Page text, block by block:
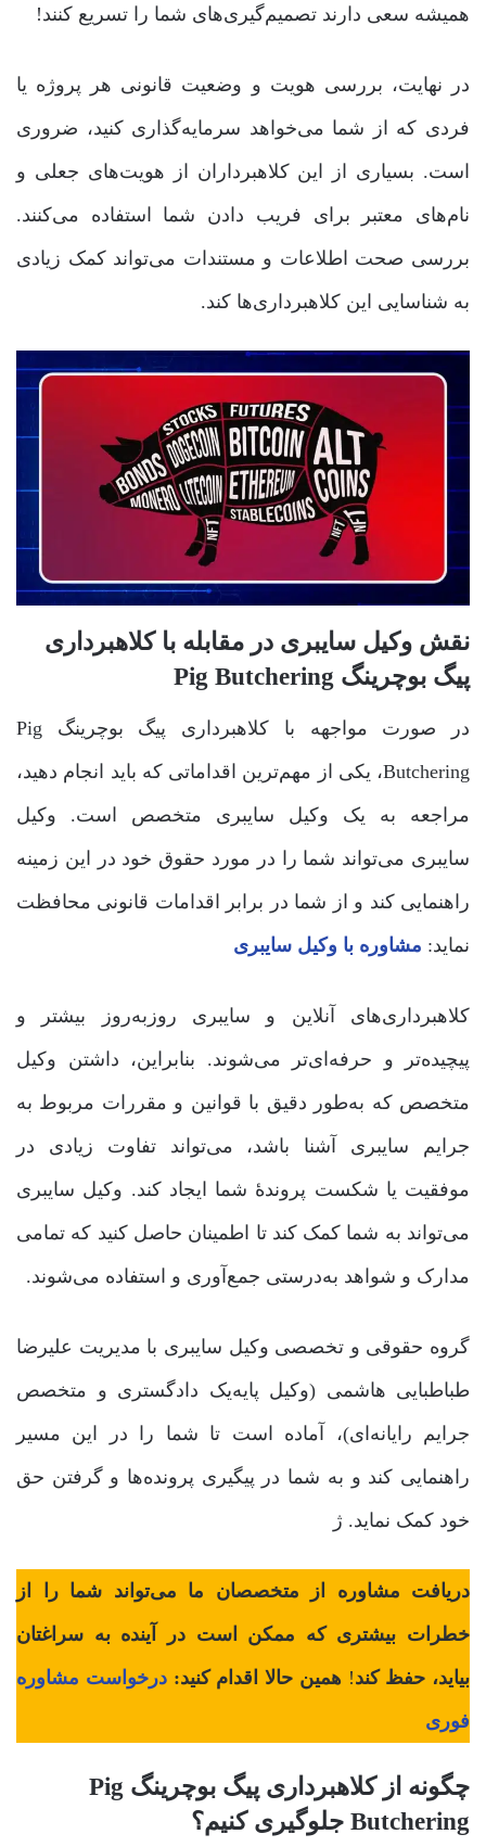
همیشه سعی دارند تصمیم‌گیری‌های شما را تسریع کنند!
در نهایت، بررسی هویت و وضعیت قانونی هر پروژه یا
فردی که از شما می‌خواهد سرمایه‌گذاری کنید، ضروری
است. بسیاری از این کلاهبرداران از هویت‌های جعلی و
نام‌های معتبر برای فریب دادن شما استفاده می‌کنند.
بررسی صحت اطلاعات و مستندات می‌تواند کمک زیادی
به شناسایی این کلاهبرداری‌ها کند.
نقش وکیل سایبری در مقابله با کلاهبرداری
پیگ بوچرینگ Pig Butchering
در صورت مواجهه با کلاهبرداری پیگ بوچرینگ Pig
Butchering، یکی از مهم‌ترین اقداماتی که باید انجام دهید،
مراجعه به یک وکیل سایبری متخصص است. وکیل
سایبری می‌تواند شما را در مورد حقوق خود در این زمینه
راهنمایی کند و از شما در برابر اقدامات قانونی محافظت
نماید: مشاوره با وکیل سایبری
کلاهبرداری‌های آنلاین و سایبری روزبه‌روز بیشتر و
پیچیده‌تر و حرفه‌ای‌تر می‌شوند. بنابراین، داشتن وکیل
متخصص که به‌طور دقیق با قوانین و مقررات مربوط به
جرایم سایبری آشنا باشد، می‌تواند تفاوت زیادی در
موفقیت یا شکست پروندۀ شما ایجاد کند. وکیل سایبری
می‌تواند به شما کمک کند تا اطمینان حاصل کنید که تمامی
مدارک و شواهد به‌درستی جمع‌آوری و استفاده می‌شوند.
گروه حقوقی و تخصصی وکیل سایبری با مدیریت علیرضا
طباطبایی هاشمی (وکیل پایه‌یک دادگستری و متخصص
جرایم رایانه‌ای)، آماده است تا شما را در این مسیر
راهنمایی کند و به شما در پیگیری پرونده‌ها و گرفتن حق
خود کمک نماید. ژ
دریافت مشاوره از متخصصان ما می‌تواند شما را از
خطرات بیشتری که ممکن است در آینده به سراغتان
بیاید، حفظ کند!همین حالا اقدام کنید:درخواست مشاوره
فوری
چگونه از کلاهبرداری پیگ بوچرینگ Pig
Butchering جلوگیری کنیم؟